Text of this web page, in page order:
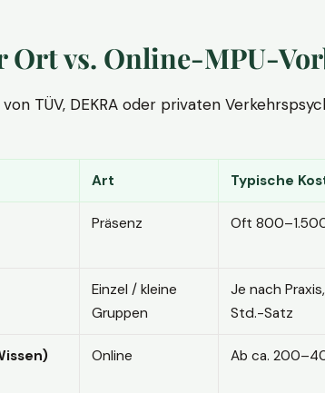
Ort vs. Online-MPU-
TÜV, DEKRA oder privaten
Art Typische
Präsenz Oft
Einzel / kleine
Gruppen
Je nach
Std.-Satz
Online Ab ca.